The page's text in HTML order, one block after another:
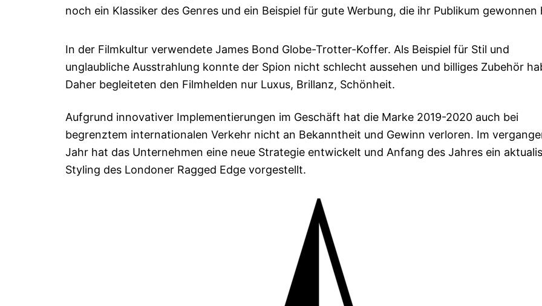
noch ein Klassiker des Genres und ein Beispiel für gute Werbung, die ihr Publikum gewonnen
In der Filmkultur verwendete James Bond Globe-Trotter-Koffer. Als Beispiel für Stil und
unglaubliche Ausstrahlung konnte der Spion nicht schlecht aussehen und billiges Zubehör
Daher begleiteten den Filmhelden nur Luxus, Brillanz, Schönheit.
Aufgrund innovativer Implementierungen im Geschäft hat die Marke 2019-2020 auch bei
begrenztem internationalen Verkehr nicht an Bekanntheit und Gewinn verloren. Im
Jahr hat das Unternehmen eine neue Strategie entwickelt und Anfang des Jahres ein
Styling des Londoner Ragged Edge vorgestellt.